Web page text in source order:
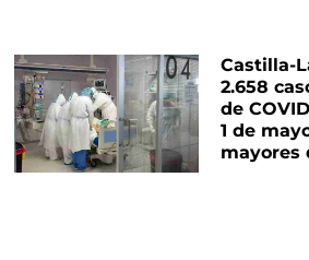
Castilla-
2.658
de
1 de
mayores